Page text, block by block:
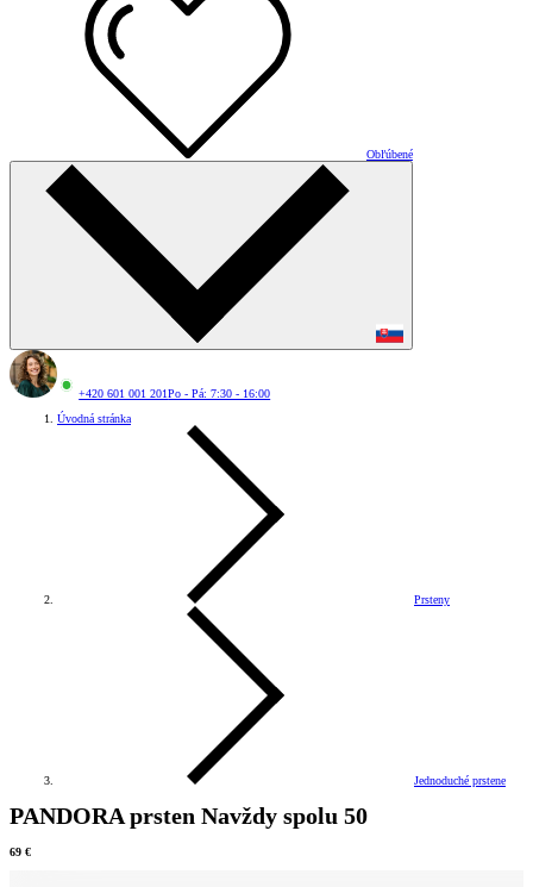
Obľúbené
+420 601 001 201Po - Pá: 7:30 - 16:00
Úvodná stránka
Prsteny
Jednoduché prstene
PANDORA prsten Navždy spolu 50
69 €